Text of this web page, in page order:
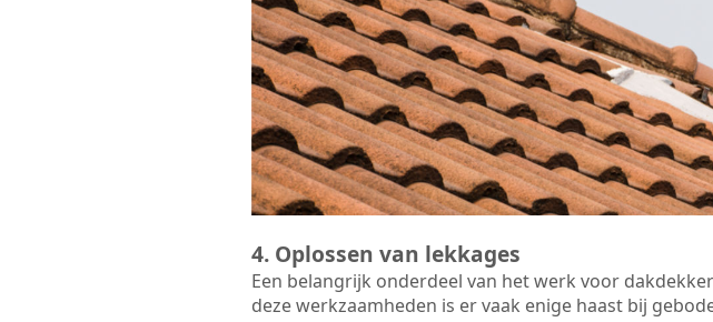
4. Oplossen van lekkages
Een belangrijk onderdeel van het werk voor
deze werkzaamheden is er vaak enige haast bij